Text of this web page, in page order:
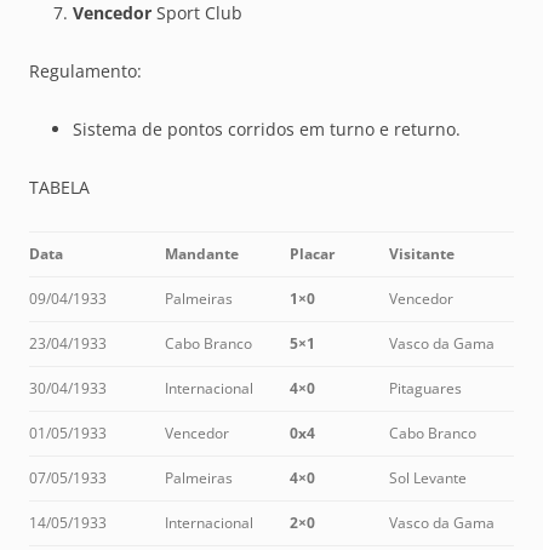
Vencedor Sport Club
Regulamento:
Sistema de pontos corridos em turno e returno.
TABELA
Data Mandante Placar Visitante
09/04/1933 Palmeiras 1×0 Vencedor
23/04/1933 Cabo Branco 5×1 Vasco da Gama
30/04/1933 Internacional 4×0 Pitaguares
01/05/1933 Vencedor 0x4 Cabo Branco
07/05/1933 Palmeiras 4×0 Sol Levante
14/05/1933 Internacional 2×0 Vasco da Gama